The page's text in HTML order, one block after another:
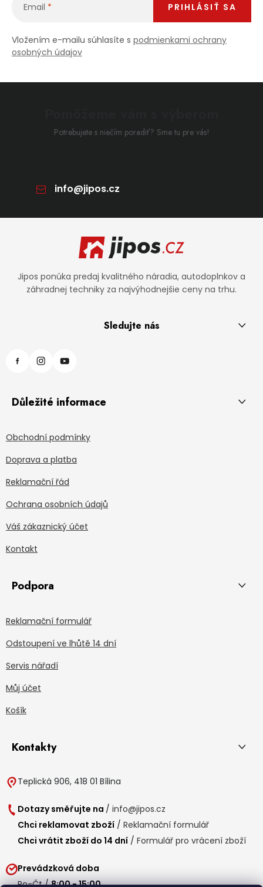
Email
Vložením e-mailu súhlasíte s podmienkami ochrany
osobných údajov
PRIHLÁSIŤ SA
Potrebujete s niečím poradiť? Sme tu pre vás!
info@jipos.cz
Jipos ponúka predaj kvalitného náradia, autodoplnkov a
záhradnej techniky za najvýhodnejšie ceny na trhu.
Sledujte nás
Důležité informace
Obchodní podmínky
Doprava a platba
Reklamační řád
Ochrana osobních údajů
Váš zákaznický účet
Kontakt
Podpora
Reklamační formulář
Odstoupení ve lhůtě 14 dní
Servis nářadí
Můj účet
Košík
Kontakty
Teplická 906, 418 01 Bílina
Dotazy směřujte na / info@jipos.cz
Chci reklamovat zboží / Reklamační formulář
Chci vrátit zboží do 14 dní / Formulář pro vrácení zboží
Prevádzková doba
Po-Čt /8:00 - 15:00